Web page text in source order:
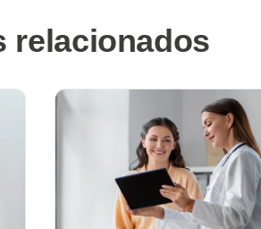
relacionados